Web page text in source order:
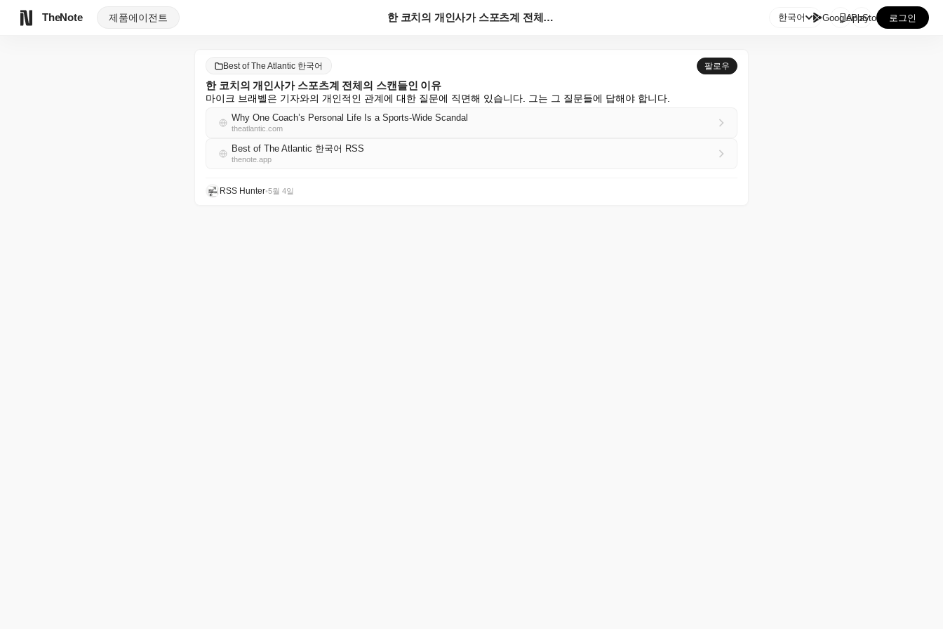
TheNote 제품에이전트 한 코치의 개인사가 스포츠계 전체의 스캔들인 이유 한국어 GooglePlay
AppStore 로그인
Best of The Atlantic 한국어 팔로우
한 코치의 개인사가 스포츠계 전체의 스캔들인 이유
마이크 브래벨은 기자와의 개인적인 관계에 대한 질문에 직면해 있습니다. 그는 그 질문들에 답해야 합니다.
Why One Coach’s Personal Life Is a Sports-Wide Scandal
theatlantic.com
Best of The Atlantic 한국어 RSS
thenote.app
RSS Hunter•5월 4일